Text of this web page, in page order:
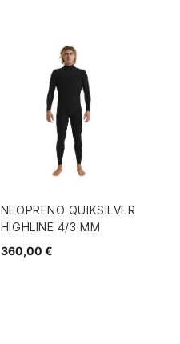
NEOPRENO QUIKSILVER
HIGHLINE 4/3 MM
360,00 €